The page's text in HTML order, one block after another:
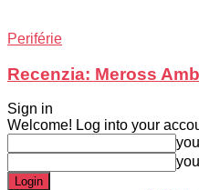
Periférie
Recenzia: Meross
Sign in
Welcome! Log into your